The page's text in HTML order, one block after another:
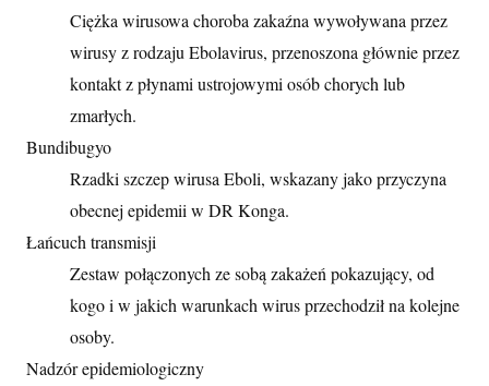
Ciężka wirusowa choroba zakaźna wywoływana przez
wirusy z rodzaju Ebolavirus, przenoszona głównie przez
kontakt z płynami ustrojowymi osób chorych lub
zmarłych.
Bundibugyo
Rzadki szczep wirusa Eboli, wskazany jako przyczyna
obecnej epidemii w DR Konga.
Łańcuch transmisji
Zestaw połączonych ze sobą zakażeń pokazujący, od
kogo i w jakich warunkach wirus przechodził na kolejne
osoby.
Nadzór epidemiologiczny